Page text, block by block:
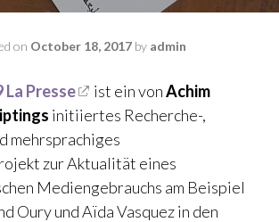
on October 18, 2017by admin
Presse ist ein vonAchim
initiiertes Recherche-,
mehrsprachiges
zur Aktualität eines
Mediengebrauchs am Beispiel
Oury und Aïda Vasquez in den